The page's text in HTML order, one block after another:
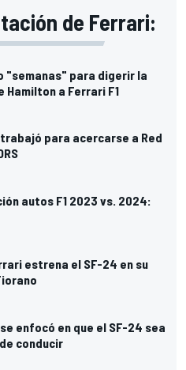
de Ferrari:
"semanas" para digerir la
Hamilton a Ferrari F1
trabajó para acercarse a Red
autos F1 2023 vs. 2024:
estrena el SF-24 en su
enfocó en que el SF-24 sea
conducir